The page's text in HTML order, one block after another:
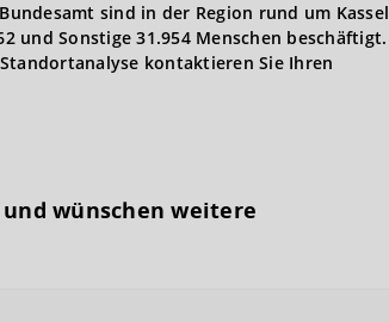
sind in der Region rund um Kassel
und Sonstige 31.954 Menschen beschäftigt.
kontaktieren Sie Ihren
wünschen weitere